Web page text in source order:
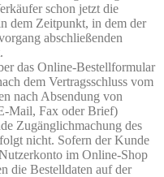
schon jetzt die
dem Zeitpunkt, in dem der
abschließenden
das Online-Bestellformular
dem Vertragsschluss vom
nach Absendung von
Mail, Fax oder Brief)
Zugänglichmachung des
nicht. Sofern der Kunde
im Online-Shop
die Bestelldaten auf der